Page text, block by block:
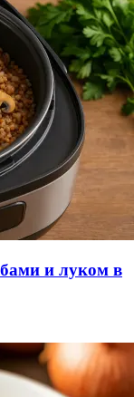
и луком в